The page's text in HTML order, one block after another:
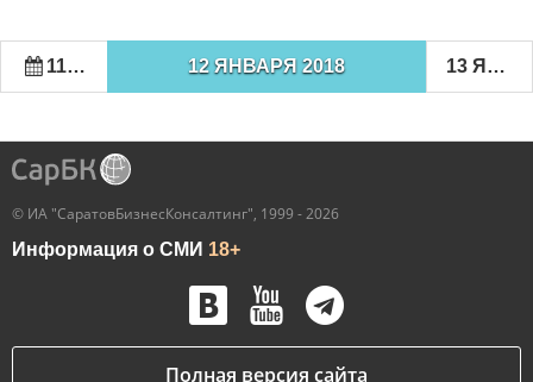
11 ЯНВАРЯ 2018 12 ЯНВАРЯ 2018 13 ЯНВАРЯ 2018
© ИА "СаратовБизнесКонсалтинг", 1999 - 2026
Информация о СМИ 18+
Полная версия сайта